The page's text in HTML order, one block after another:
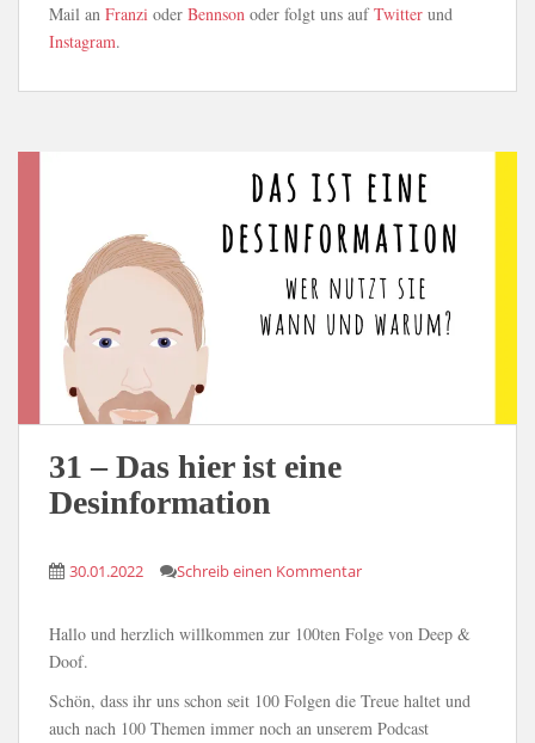
Mail an Franzi oder Bennson oder folgt uns aufTwitter und
Instagram.
31 – Das hier ist eine
Desinformation
30.01.2022 Schreib einen Kommentar
Hallo und herzlich willkommen zur 100ten Folge von Deep &
Doof.
Schön, dass ihr uns schon seit 100 Folgen die Treue haltet und
auch nach 100 Themen immer noch an unserem Podcast